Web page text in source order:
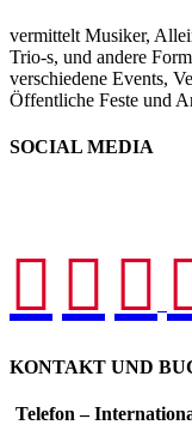
vermittelt Musiker,
Trio-s, und andere
verschiedene Events,
Öffentliche Feste und
SOCIAL MEDIA
  
KONTAKT UND
Telefon –